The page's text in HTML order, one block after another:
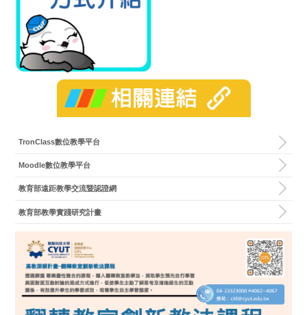
TronClass數位教學平台
Moodle數位教學平台
教育部遠距教學交流暨認證網
教育部教學實踐研究計畫